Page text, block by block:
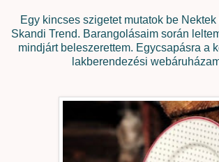
Egy kincses szigetet mutatok be
Skandi Trend. Barangolásaim során
mindjárt beleszerettem. Egycsapásra a
lakberendezési